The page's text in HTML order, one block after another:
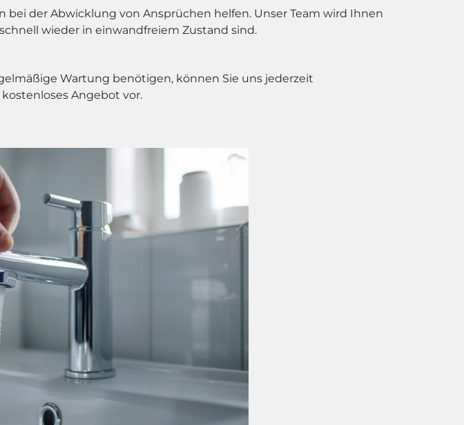
der Abwicklung von Ansprüchen helfen. Unser Team wird Ihnen
wieder in einwandfreiem Zustand sind.
Wartung benötigen, können Sie uns jederzeit
Angebot vor.